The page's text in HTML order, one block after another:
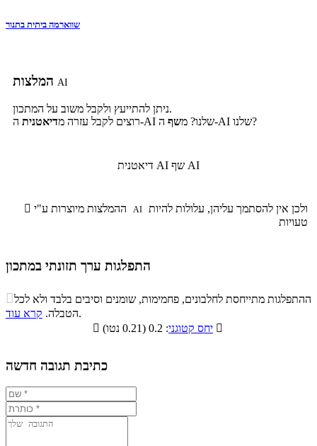
שווארמה ביתית בתנור
AI
ניתן להתייעץ ולקבל משוב על המתכון.
רוצים לקבל עזרה מדיאטנית ה-AI שלנו? משף ה-AI שלנו?
דיאטנית AI שף AI
 AI
טעויות
התפלגות ערך תזונתי במתכון
התפלגות ערך תזונתי במתכון
סיבים
תזונתיים
שומנים חלבונים
75.1%
ההתפלגות מתייחסת לחלבונים, פחמימות, שומנים וסיבים בלבד ולא לכל
הטבלה. קרא עוד
.

יחס קטוגני 
כתיבת תגובה חדשה